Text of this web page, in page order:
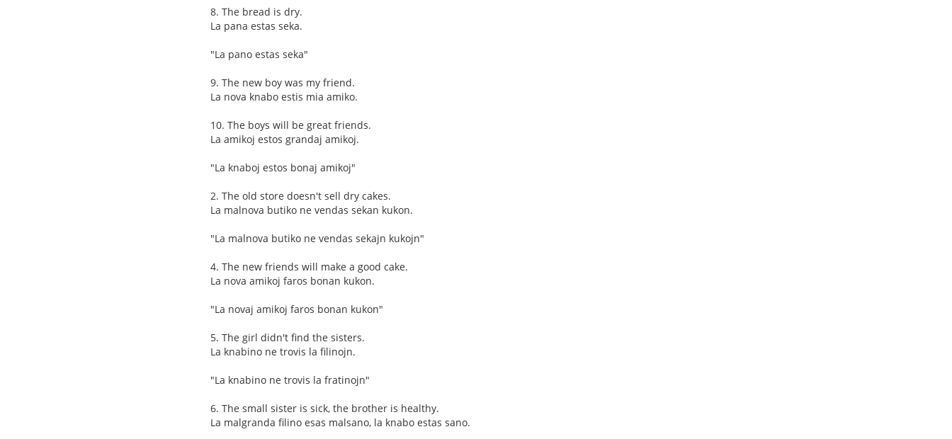
8. The bread is dry.
La pana estas seka.
"La pano estas seka"
9. The new boy was my friend.
La nova knabo estis mia amiko.
10. The boys will be great friends.
La amikoj estos grandaj amikoj.
"La knaboj estos bonaj amikoj"
2. The old store doesn't sell dry cakes.
La malnova butiko ne vendas sekan kukon.
"La malnova butiko ne vendas sekajn kukojn"
4. The new friends will make a good cake.
La nova amikoj faros bonan kukon.
"La novaj amikoj faros bonan kukon"
5. The girl didn't find the sisters.
La knabino ne trovis la filinojn.
"La knabino ne trovis la fratinojn"
6. The small sister is sick, the brother is healthy.
La malgranda filino esas malsano, la knabo estas sano.